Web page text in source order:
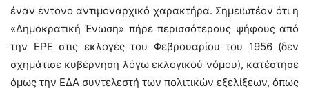
έναν έντονο αντιμοναρχικό χαρακτήρα. Σημειωτέον ότι η
«Δημοκρατική Ένωση» πήρε περισσότερους ψήφους από
την ΕΡΕ στις εκλογές του Φεβρουαρίου του 1956 (δεν
σχημάτισε κυβέρνηση λόγω εκλογικού νόμου), κατέστησε
όμως την ΕΔΑ συντελεστή των πολιτικών εξελίξεων, όπως